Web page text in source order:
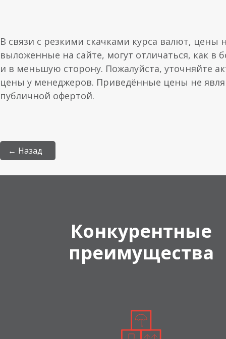
В связи с резкими скачками курса валют, цены
выложенные на сайте, могут отличаться, как в
и в меньшую сторону. Пожалуйста, уточняйте
цены у менеджеров. Приведённые цены не
публичной офертой.
← Назад
Конкурентные
преимущества